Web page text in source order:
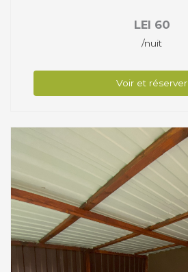
LEI 60
/nuit
Voir et réserver